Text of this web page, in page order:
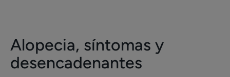
Alopecia, síntomas y
desencadenantes